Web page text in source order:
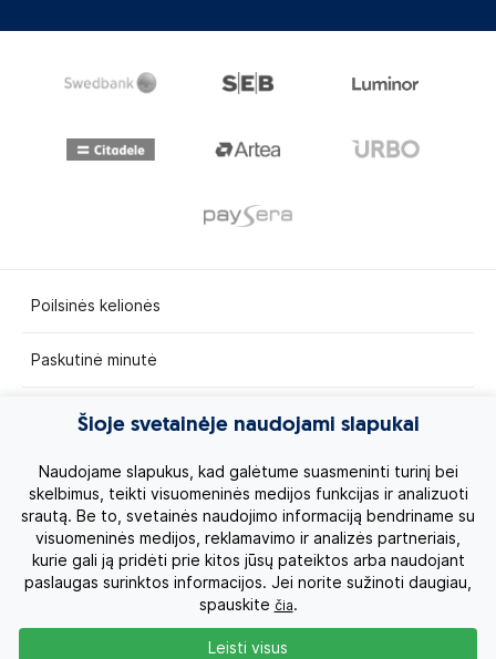
Poilsinės kelionės
Paskutinė minutė
Egzotinės kelionės
Kruizai
Kelionės po Lietuvą
Apie mus
Privatumo politika
Šioje svetainėje naudojami slapukai
Naudojame slapukus, kad galėtume suasmeninti turinį bei
skelbimus, teikti visuomeninės medijos funkcijas ir analizuoti
srautą. Be to, svetainės naudojimo informaciją bendriname su
visuomeninės medijos, reklamavimo ir analizės partneriais,
kurie gali ją pridėti prie kitos jūsų pateiktos arba naudojant
paslaugas surinktos informacijos. Jei norite sužinoti daugiau,
spauskite čia.
Leisti visus